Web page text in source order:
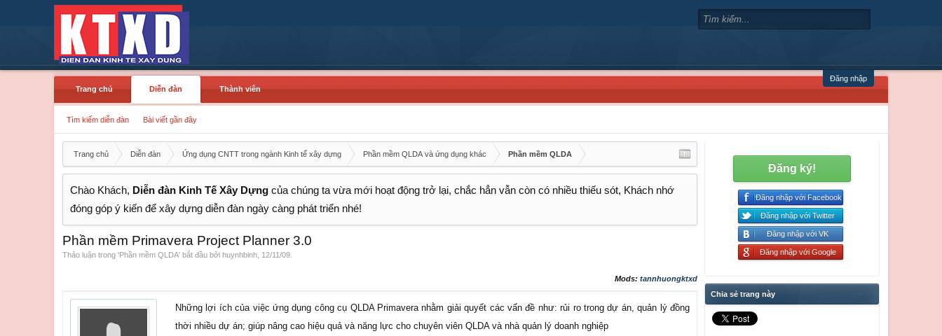
Đăng nhập
Trang chủ
Diễn đàn
Tìm kiếm diễn đàn Bài viết gần đây
Thành viên
Trang chủ Diễn đàn Ứng dụng CNTT trong ngành Kinh tế xây dựng Phần mềm QLDA và ứng dụng khác Phần mềm QLDA
Chào Khách, Diễn đàn Kinh Tế Xây Dựng của chúng ta vừa mới hoạt động trở lại, chắc hẳn vẫn còn có nhiều thiếu sót, Khách nhớ
đóng góp ý kiến để xây dựng diễn đàn ngày càng phát triển nhé!
Phần mềm Primavera Project Planner 3.0
Thảo luận trong 'Phần mềm QLDA' bắt đầu bởi huynhbinh 12/11/09
Mods: tannhuongktxd
Những lợi ích của việc ứng dụng công cụ QLDA Primavera nhằm giải quyết các vấn đề như: rủi ro trong dự án, quản lý đồng
thời nhiều dự án; giúp nâng cao hiệu quả và năng lực cho chuyên viên QLDA và nhà quản lý doanh nghiệp
Đăng ký!
Đăng nhập với Facebook
Đăng nhập với Twitter
Đăng nhập với VK
Đăng nhập với Google
Chia sẻ trang này